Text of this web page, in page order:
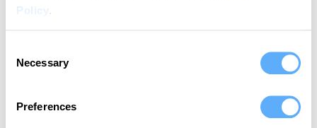
Policy.
Selection
Necessary
Preferences
Verbinde weclapp